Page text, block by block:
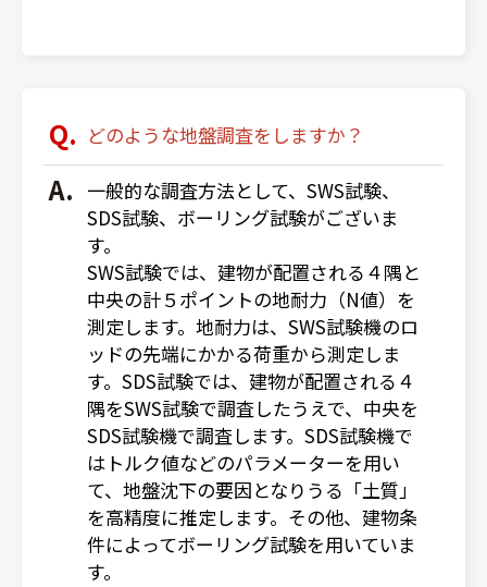
どのような地盤調査をしますか？
一般的な調査方法として、SWS試験、
SDS試験、ボーリング試験がございま
す。
SWS試験では、建物が配置される４隅と
中央の計５ポイントの地耐力（N値）を
測定します。地耐力は、SWS試験機のロ
ッドの先端にかかる荷重から測定しま
す。SDS試験では、建物が配置される４
隅をSWS試験で調査したうえで、中央を
SDS試験機で調査します。SDS試験機で
はトルク値などのパラメーターを用い
て、地盤沈下の要因となりうる「土質」
を高精度に推定します。その他、建物条
件によってボーリング試験を用いていま
す。